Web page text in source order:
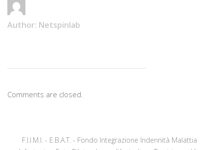
Author: Netspinlab
Comments are closed.
F.I.I.M.I. - E.B.A.T. - Fondo Integrazione Indennità Malattia